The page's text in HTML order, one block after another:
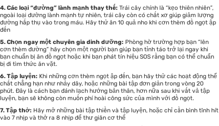
4. Các loại “đường” lành mạnh thay thế: Trái cây chính là “kẹo thiên nhiên”,
ngoài loại đường lành mạnh tự nhiên, trái cây còn có chất xơ giúp giảm lượng
đường hấp thụ vào trong máu. Hãy thử ăn 10 quả nho khi cơn thèm đồ ngọt ập
đến
5. Chọn ngay một chuyên gia dinh dưỡng: Phòng hờ trường hợp bạn “lên
cơn thèm đường” hãy chọn một người bạn giúp bạn tỉnh táo trở lại ngay khi
bạn chuẩn bị ăn đồ ngọt hoặc khi bạn phát tín hiệu SOS rằng bạn có thể chuẩn
bị đi tìm thức ăn vặt.
6. Tập luyện: Khi những cơn thèm ngọt ập đến, bạn hãy thử các hoạt động thể
chất chẳng hạn như nhảy dây, hoặc những bài tập đơn giản trong vòng 20
phút. Đây là cách bạn đánh lạch hướng bản thân, hơn nữa sau khi vất vả tập
luyện, bạn sẽ không còn muốn phí hoài công sức của mình với đồ ngọt.
7. Tập thở: Hãy mở những bài tập thiền và tập luyện, hoặc chỉ cần bình tĩnh hít
vào 7 nhịp và thở ra 8 nhịp để thư giãn cơ thể